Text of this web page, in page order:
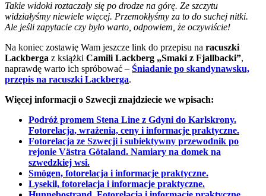
Takie widoki roztaczały się po drodze na górę. Ze szczytu
widziałyśmy niewiele więcej. Przemokłyśmy za to do suchej nitki.
Ale jeśli zapytacie czy było warto, odpowiem, że oczywiście!
Na koniec zostawię Wam jeszcze link do przepisu na racuszki
Lackberga z książki Camili Lackberg „Smaki z Fjallbacki”,
naprawdę warto ich spróbować – Śniadanie po skandynawsku,
przepis na racuszki Lackberga.
Więcej informacji o Szwecji znajdziecie we wpisach:
Podróż promem Stena Line z Gdyni do Karlskrony.
Fotorelacja, wrażenia, ceny i informacje praktyczne.
Fotorelacja ze Szwecji i subiektywny przewodnik po
rejonie Västra Götaland. Namiary na domek na
szwedzkiej wsi.
Smögen, fotorelacja i informacje praktyczne.
Lysekil, fotorelacja i informacje praktyczne.